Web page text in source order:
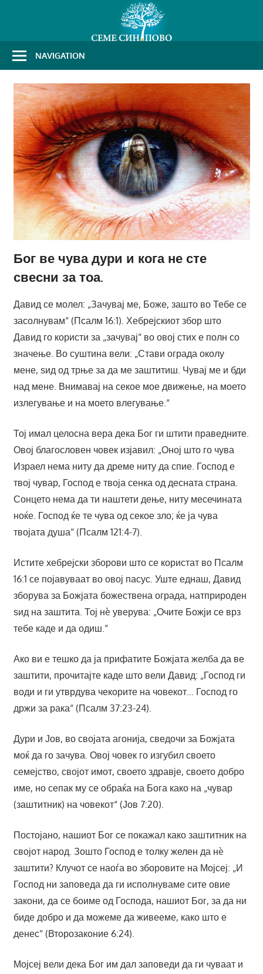
NAVIGATION
Бог ве чува дури и кога не сте
свесни за тоа.
Давид се молел: „Зачувај ме, Боже, зашто во Тебе се
засолнувам“ (Псалм 16:1). Хебрејскиот збор што
Давид го користи за „зачувај“ во овој стих е полн со
значење. Во суштина вели: „Стави ограда околу
мене, ѕид од трње за да ме заштитиш. Чувај ме и бди
над мене. Внимавај на секое мое движење, на моето
излегување и на моето влегување.“
Тој имал целосна вера дека Бог ги штити праведните.
Овој благословен човек изјавил: „Оној што го чува
Израел нема ниту да дреме ниту да спие. Господ е
твој чувар, Господ е твоја сенка од десната страна.
Сонцето нема да ти наштети дење, ниту месечината
ноќе. Господ ќе те чува од секое зло; ќе ја чува
твојата душа“ (Псалм 121:4-7).
Истите хебрејски зборови што се користат во Псалм
16:1 се појавуваат во овој пасус. Уште еднаш, Давид
зборува за Божјата божествена ограда, натприроден
ѕид на заштита. Тој нè уверува: „Очите Божји се врз
тебе каде и да одиш.“
Ако ви е тешко да ја прифатите Божјата желба да ве
заштити, прочитајте каде што вели Давид: „Господ ги
води и ги утврдува чекорите на човекот… Господ го
држи за рака“ (Псалм 37:23-24).
Дури и Јов, во својата агонија, сведочи за Божјата
моќ да го зачува. Овој човек го изгубил своето
семејство, својот имот, своето здравје, своето добро
име, но сепак му се обраќа на Бога како на „чувар
(заштитник) на човекот“ (Јов 7:20).
Постојано, нашиот Бог се покажал како заштитник на
својот народ. Зошто Господ е толку желен да нè
заштити? Клучот се наоѓа во зборовите на Мојсеј: „И
Господ ни заповеда да ги исполнуваме сите овие
закони, да се боиме од Господа, нашиот Бог, за да ни
биде добро и да можеме да живееме, како што е
денес“ (Второзаконие 6:24).
Мојсеј вели дека Бог им дал заповеди да ги чуваат и